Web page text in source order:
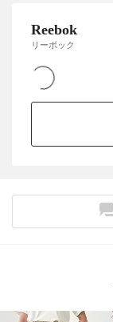
Reebok
リーボック